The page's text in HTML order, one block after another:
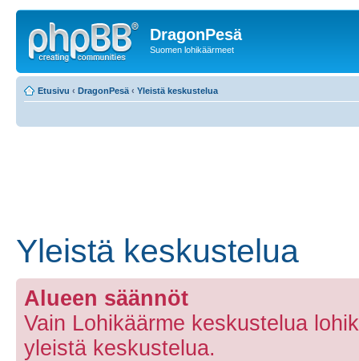
DragonPesä
Suomen lohikäärmeet
Etusivu ‹ DragonPesä ‹ Yleistä keskustelua
Yleistä keskustelua
Alueen säännöt
Vain Lohikäärme keskustelua
yleistä keskustelua.